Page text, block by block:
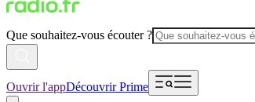
Que souhaitez-vous écouter ?
Ouvrir l'appDécouvrir Prime